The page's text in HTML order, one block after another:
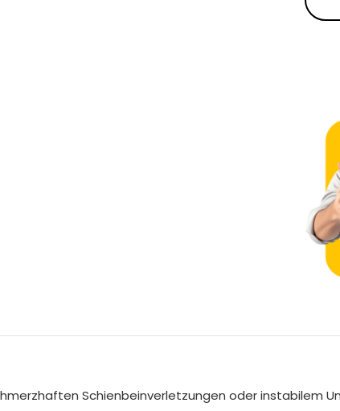
r
Schienbeinverletzungen oder instabilem